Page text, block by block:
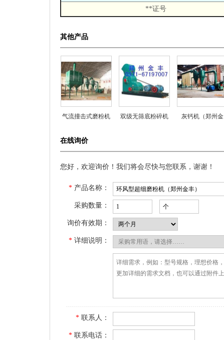
**证号
其他产品
气流撞击式磨粉机 双级无筛底粉碎机 灰钙机（郑州金
在线询价
您好，欢迎询价！我们将会尽快与您联系，谢谢！
* 产品名称：
采购数量：
询价有效期：
* 详细说明：
* 联系人：
* 联系电话：